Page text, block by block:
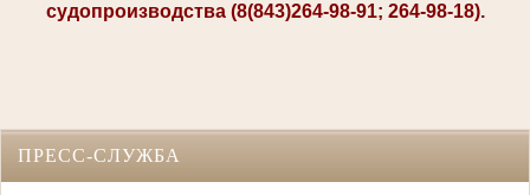
судопроизводства (8(843)264-98-91; 264-98-18).
ПРЕСС-СЛУЖБА